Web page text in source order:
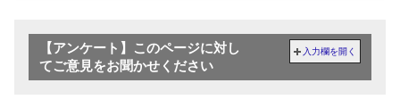
【アンケート】このページに対し
てご意見をお聞かせください
入力欄を開く